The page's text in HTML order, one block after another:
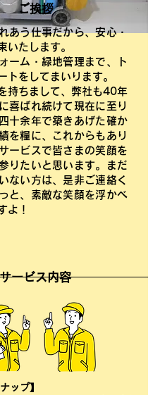
サービス内容
ップ】
ご挨拶
あう仕事だから、安心・
いたします。
ーム・緑地管理まで、ト
トをしてまいります。
持ちまして、弊社も40年
喜ばれ続けて現在に至り
十余年で築きあげた確か
を糧に、これからもあり
ービスで皆さまの笑顔を
りたいと思います。まだ
ない方は、是非ご連絡く
と、素敵な笑顔を浮かべ
よ！